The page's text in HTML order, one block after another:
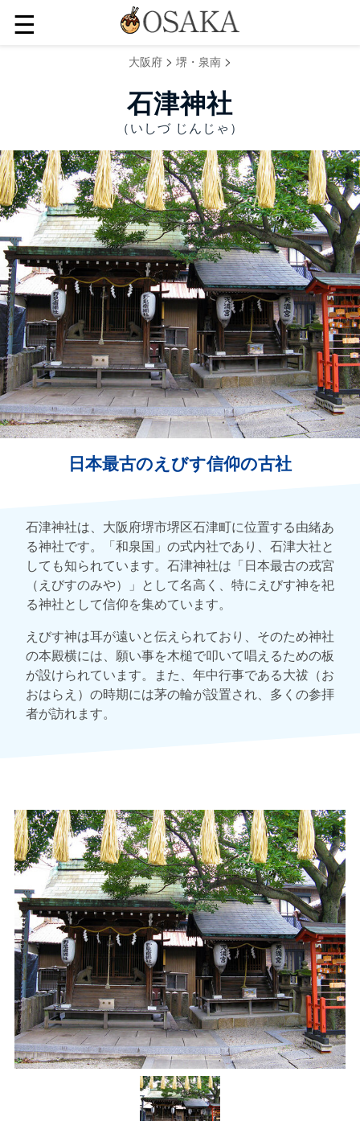
☰
大阪府 > 堺・泉南 >
石津神社
（いしづ じんじゃ）
日本最古のえびす信仰の古社
石津神社は、大阪府堺市堺区石津町に位置する由緒あ
る神社です。「和泉国」の式内社であり、石津大社と
しても知られています。石津神社は「日本最古の戎宮
（えびすのみや）」として名高く、特にえびす神を祀
る神社として信仰を集めています。
えびす神は耳が遠いと伝えられており、そのため神社
の本殿横には、願い事を木槌で叩いて唱えるための板
が設けられています。また、年中行事である大祓（お
おはらえ）の時期には茅の輪が設置され、多くの参拝
者が訪れます。